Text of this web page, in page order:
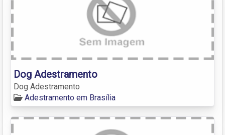
Dog Adestramento
Dog Adestramento
Adestramento em Brasília